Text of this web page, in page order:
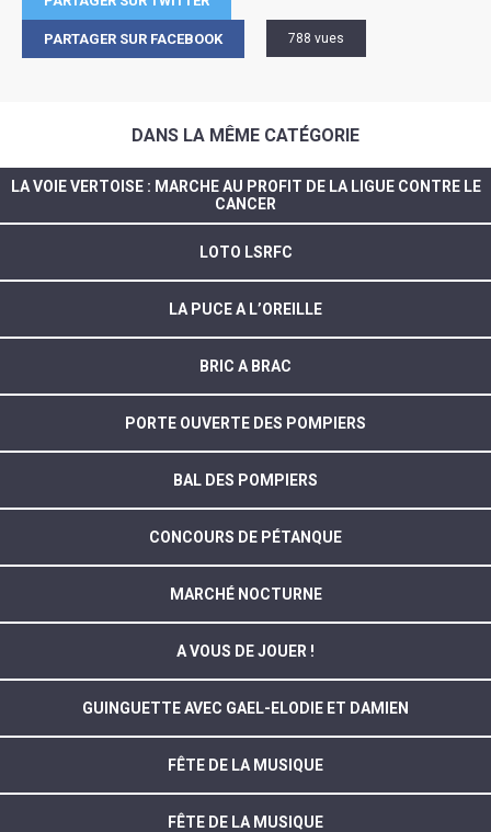
PARTAGER SUR FACEBOOK 788 vues
DANS LA MÊME CATÉGORIE
LA VOIE VERTOISE : MARCHE AU PROFIT DE LA LIGUE CONTRE LE
CANCER
LOTO LSRFC
LA PUCE A L’OREILLE
BRIC A BRAC
PORTE OUVERTE DES POMPIERS
BAL DES POMPIERS
CONCOURS DE PÉTANQUE
MARCHÉ NOCTURNE
A VOUS DE JOUER !
GUINGUETTE AVEC GAEL-ELODIE ET DAMIEN
FÊTE DE LA MUSIQUE
FÊTE DE LA MUSIQUE